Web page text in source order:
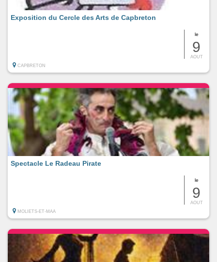
le
9
AOUT
Exposition du Cercle des Arts de Capbreton
CAPBRETON
le
9
AOUT
Spectacle Le Radeau Pirate
MOLIETS-ET-MAA